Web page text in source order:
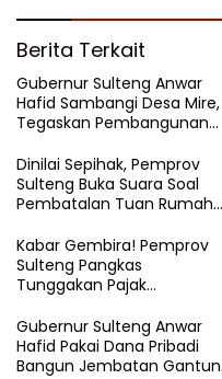
Berita Terkait
Gubernur Sulteng Anwar
Hafid Sambangi Desa Mire,
Tegaskan Pembangunan
Touna
Dinilai Sepihak, Pemprov
Sulteng Buka Suara Soal
Pembatalan Tuan Rumah
Kabar Gembira! Pemprov
Sulteng Pangkas
Tunggakan Pajak
Persen
Gubernur Sulteng Anwar
Hafid Pakai Dana Pribadi
Bangun Jembatan